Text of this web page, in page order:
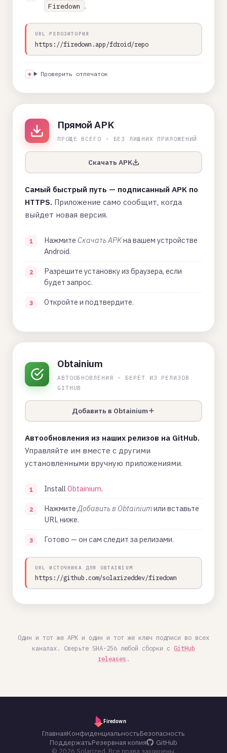
Firedown .
URL РЕПОЗИТОРИЯ
https://firedown.app/fdroid/repo
Проверить отпечаток
Прямой APK
ПРОЩЕ ВСЕГО · БЕЗ ЛИШНИХ ПРИЛОЖЕНИЙ
Скачать APK
Самый быстрый путь — подписанный APK по
HTTPS. Приложение само сообщит, когда
выйдет новая версия.
Нажмите Скачать APKна вашем устройстве
Android.
Разрешите установку из браузера, если
будет запрос.
Откройте и подтвердите.
Obtainium
АВТООБНОВЛЕНИЯ · БЕРЁТ ИЗ РЕЛИЗОВ
GITHUB
Добавить в Obtainium
Автообновления из наших релизов на GitHub.
Управляйте им вместе с другими
установленными вручную приложениями.
InstallObtainium.
НажмитеДобавить в Obtainiumили вставьте
URL ниже.
Готово — он сам следит за релизами.
URL ИСТОЧНИКА ДЛЯ OBTAINIUM
https://github.com/solarizeddev/firedown
Один и тот же APK и один и тот же ключ подписи во всех
каналах. Сверьте SHA-256 любой сборки с GitHub
releases .
ГлавнаяКонфиденциальностьБезопасность
ПоддержатьРезервная копия GitHub
© 2026 Solarized. Все права защищены.